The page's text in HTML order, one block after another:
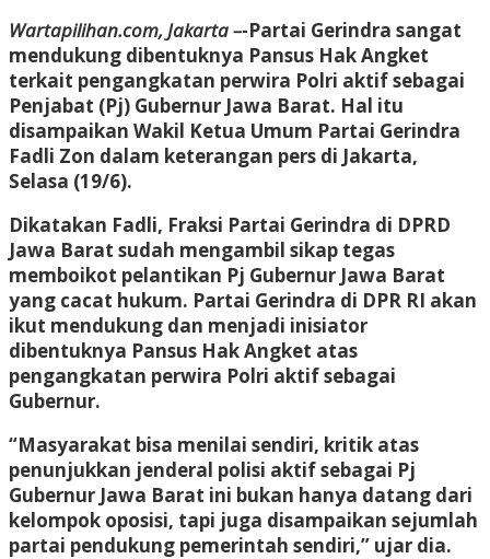
Wartapilihan.com, Jakarta –-Partai Gerindra sangat
mendukung dibentuknya Pansus Hak Angket
terkait pengangkatan perwira Polri aktif sebagai
Penjabat (Pj) Gubernur Jawa Barat. Hal itu
disampaikan Wakil Ketua Umum Partai Gerindra
Fadli Zon dalam keterangan pers di Jakarta,
Selasa (19/6).
Dikatakan Fadli, Fraksi Partai Gerindra di DPRD
Jawa Barat sudah mengambil sikap tegas
memboikot pelantikan Pj Gubernur Jawa Barat
yang cacat hukum. Partai Gerindra di DPR RI akan
ikut mendukung dan menjadi inisiator
dibentuknya Pansus Hak Angket atas
pengangkatan perwira Polri aktif sebagai
Gubernur.
“Masyarakat bisa menilai sendiri, kritik atas
penunjukkan jenderal polisi aktif sebagai Pj
Gubernur Jawa Barat ini bukan hanya datang dari
kelompok oposisi, tapi juga disampaikan sejumlah
partai pendukung pemerintah sendiri,” ujar dia.